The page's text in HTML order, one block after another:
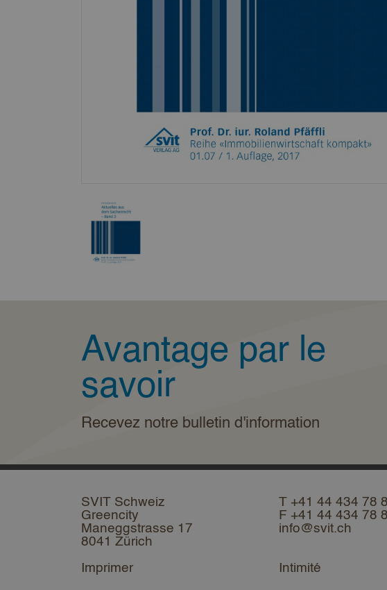
Avantage par le
savoir
Recevez notre bulletin d'information
SVIT Schweiz
Greencity
Maneggstrasse 17
8041 Zürich
Imprimer
T +41 44 434 78
F +41 44 434 78
info@svit.ch
Intimité